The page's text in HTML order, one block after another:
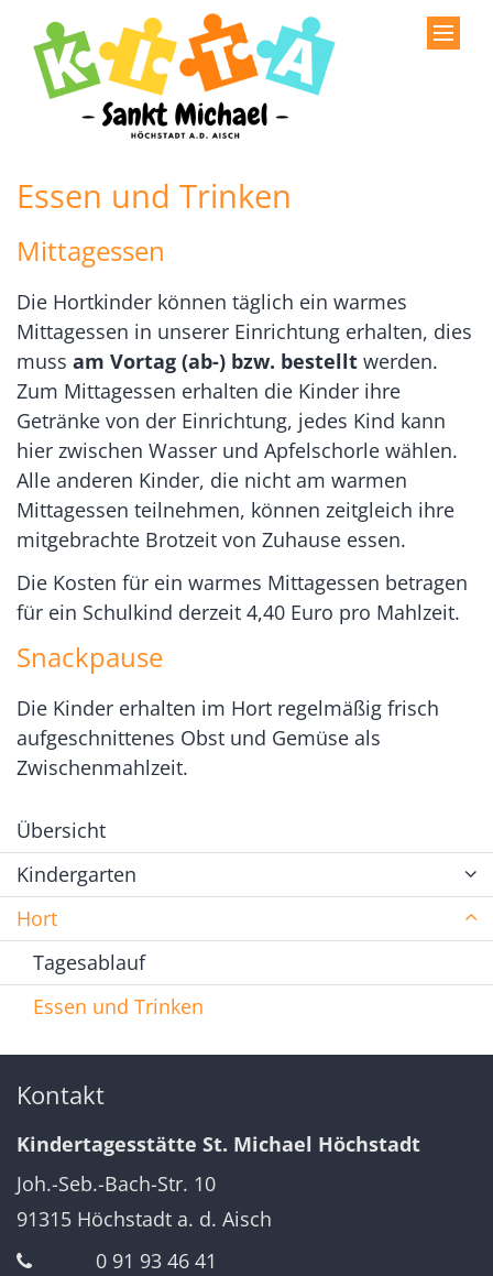
Zum Inhalt springen
Essen und Trinken
Mittagessen
Die Hortkinder können täglich ein warmes
Mittagessen in unserer Einrichtung erhalten, dies
muss am Vortag (ab-) bzw. bestellt werden.
Zum Mittagessen erhalten die Kinder ihre
Getränke von der Einrichtung, jedes Kind kann
hier zwischen Wasser und Apfelschorle wählen.
Alle anderen Kinder, die nicht am warmen
Mittagessen teilnehmen, können zeitgleich ihre
mitgebrachte Brotzeit von Zuhause essen.
Die Kosten für ein warmes Mittagessen betragen
für ein Schulkind derzeit 4,40 Euro pro Mahlzeit.
Snackpause
Die Kinder erhalten im Hort regelmäßig frisch
aufgeschnittenes Obst und Gemüse als
Zwischenmahlzeit.
Übersicht
Kindergarten
Hort
Tagesablauf
Essen und Trinken
Kontakt
Kindertagesstätte St. Michael Höchstadt
Joh.-Seb.-Bach-Str. 10
91315 Höchstadt a. d. Aisch
0 91 93 46 41